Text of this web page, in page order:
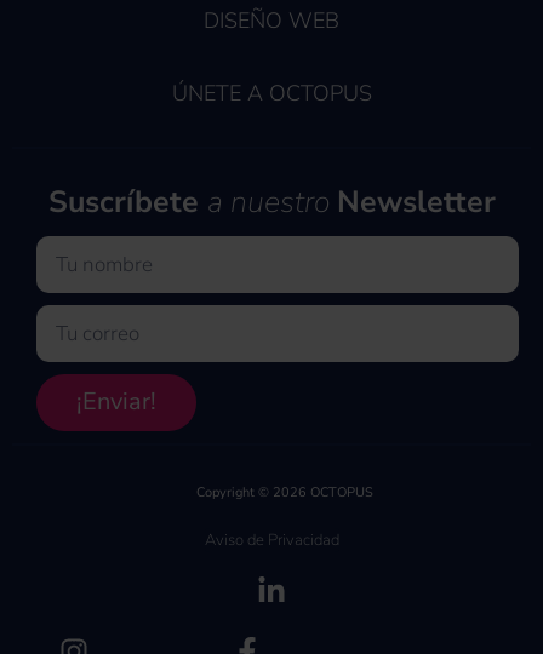
DISEÑO WEB
ÚNETE A OCTOPUS
Suscríbete a nuestro Newsletter
Nombre
Email
¡Enviar!
Copyright © 2026 OCTOPUS
Aviso de Privacidad